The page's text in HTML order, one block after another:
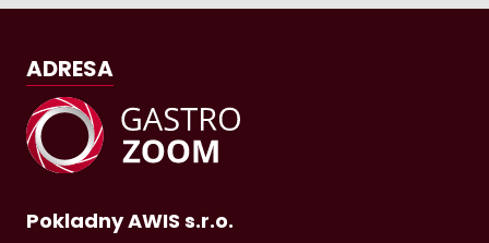
ADRESA
Pokladny AWIS s.r.o.